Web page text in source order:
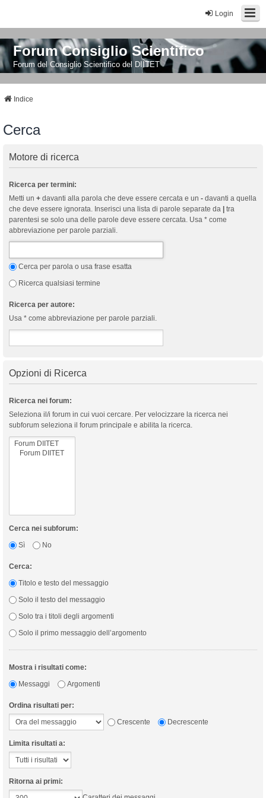
Login
Forum Consiglio Scientifico
Forum del Consiglio Scientifico del DIITET
Indice
Cerca
Motore di ricerca
Ricerca per termini:
Metti un + davanti alla parola che deve essere cercata e un - davanti a quella
che deve essere ignorata. Inserisci una lista di parole separate da
tra
parentesi se solo una delle parole deve essere cercata. Usa * come
abbreviazione per parole parziali.
Cerca per parola o usa frase esatta
Ricerca qualsiasi termine
Ricerca per autore:
Usa * come abbreviazione per parole parziali.
Opzioni di Ricerca
Ricerca nei forum:
Seleziona il/i forum in cui vuoi cercare. Per velocizzare la ricerca nei
subforum seleziona il forum principale e abilita la ricerca.
Cerca nei subforum:
Sì
No
Cerca:
Titolo e testo del messaggio
Solo il testo del messaggio
Solo tra i titoli degli argomenti
Solo il primo messaggio dell’argomento
Mostra i risultati come:
Messaggi
Argomenti
Ordina risultati per:
Crescente
Decrescente
Limita risultati a:
Ritorna ai primi: